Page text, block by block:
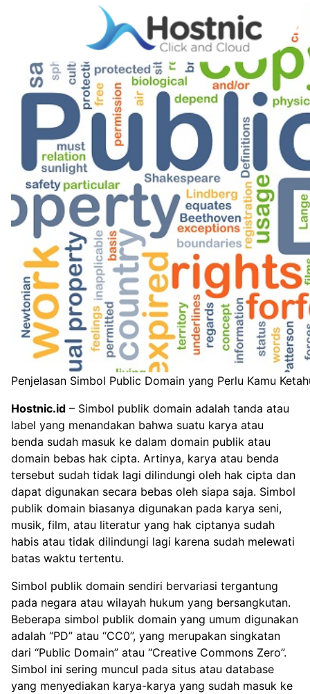
Penjelasan Simbol Public Domain yang Perlu Kamu
Hostnic.id – Simbol publik domain adalah tanda atau
label yang menandakan bahwa suatu karya atau
benda sudah masuk ke dalam domain publik atau
domain bebas hak cipta. Artinya, karya atau benda
tersebut sudah tidak lagi dilindungi oleh hak cipta dan
dapat digunakan secara bebas oleh siapa saja. Simbol
publik domain biasanya digunakan pada karya seni,
musik, film, atau literatur yang hak ciptanya sudah
habis atau tidak dilindungi lagi karena sudah melewati
batas waktu tertentu.
Simbol publik domain sendiri bervariasi tergantung
pada negara atau wilayah hukum yang bersangkutan.
Beberapa simbol publik domain yang umum digunakan
adalah “PD” atau “CC0”, yang merupakan singkatan
dari “Public Domain” atau “Creative Commons Zero”.
Simbol ini sering muncul pada situs atau database
yang menyediakan karya-karya yang sudah masuk ke